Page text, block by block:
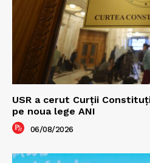
USR a cerut Curții
pe noua lege ANI
06/08/2026